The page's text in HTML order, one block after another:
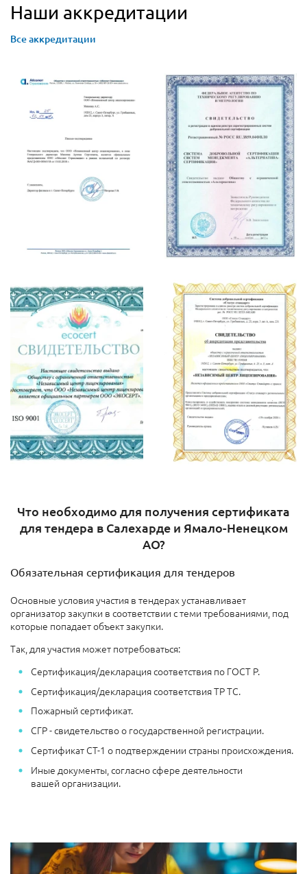
Наши аккредитации
Все аккредитации
Что необходимо для получения сертификата
для тендера в Салехарде и Ямало-Ненецком
АО?
Обязательная сертификация для тендеров
Основные условия участия в тендерах устанавливает
организатор закупки в соответствии с теми требованиями, под
которые попадает объект закупки.
Так, для участия может потребоваться:
Сертификация/декларация соответствия по ГОСТ Р.
Сертификация/декларация соответствия ТР ТС.
Пожарный сертификат.
СГР - свидетельство о государственной регистрации.
Сертификат СТ-1 о подтверждении страны происхождения.
Иные документы, согласно сфере деятельности
вашей организации.